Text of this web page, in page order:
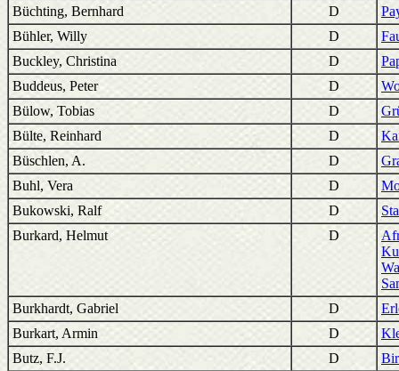
Büchting, Bernhard
D
Bühler, Willy
D
Buckley, Christina
D
Buddeus, Peter
D
Bülow, Tobias
D
Bülte, Reinhard
D
Büschlen, A.
D
Buhl, Vera
D
Bukowski, Ralf
D
Burkard, Helmut
D
Burkhardt, Gabriel
D
Burkart, Armin
D
Butz, F.J.
D